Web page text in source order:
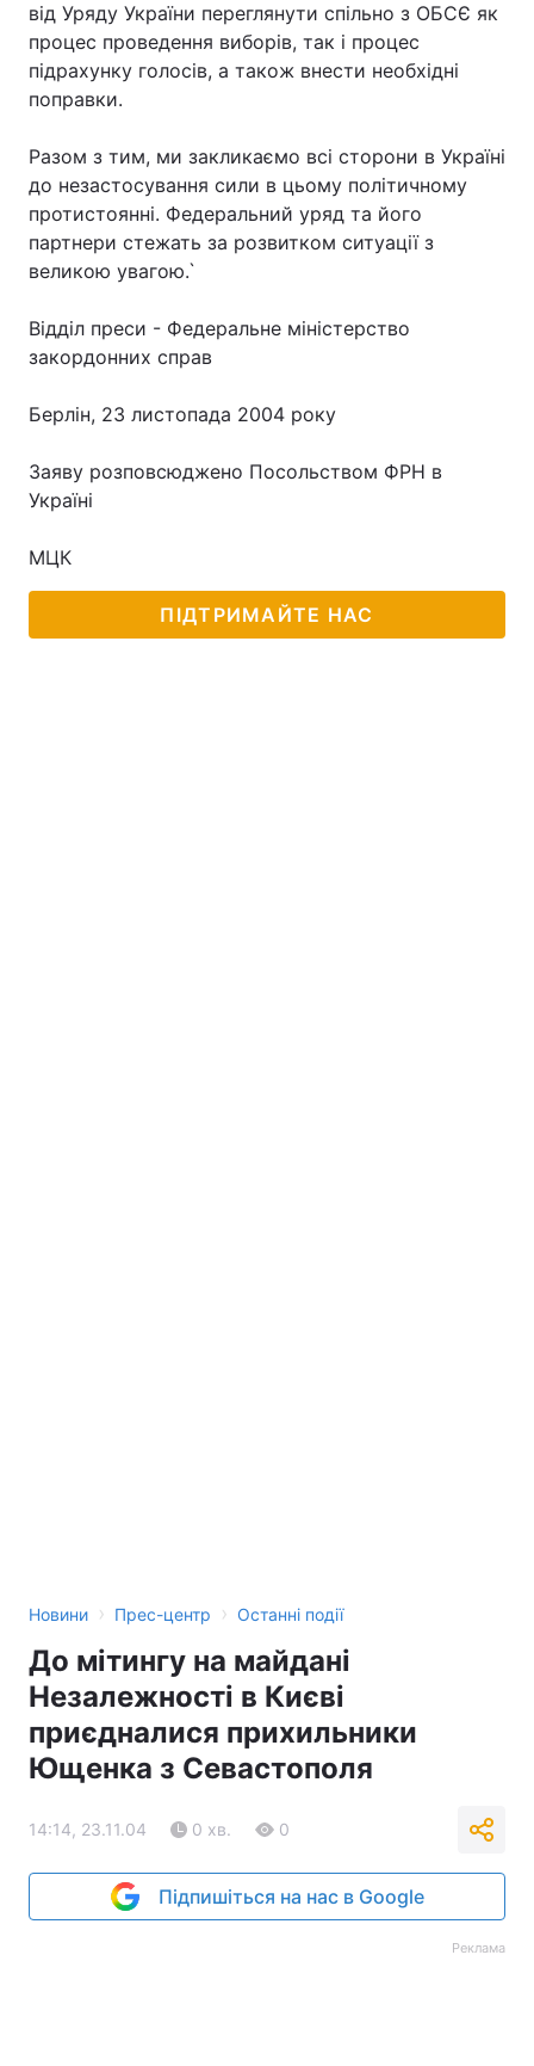
Головна Війна
Україна Політика
Спорт Наука
Техно і зв'язок Лайт
Здоров'я
Лонгріди
Відео з Youtube
Думки
від Уряду України переглянути спільно з ОБСЄ як
процес проведення виборів, так і процес
підрахунку голосів, а також внести необхідні
поправки.
Разом з тим, ми закликаємо всі сторони в Україні
до незастосування сили в цьому політичному
протистоянні. Федеральний уряд та його
партнери стежать за розвитком ситуації з
великою увагою.`
Відділ преси - Федеральне міністерство
закордонних справ
Берлін, 23 листопада 2004 року
Заяву розповсюджено Посольством ФРН в
Україні
МЦК
ПІДТРИМАЙТЕ НАС
Новини › Прес-центр › Останні події
До мітингу на майдані
Незалежності в Києві
приєдналися прихильники
Ющенка з Севастополя
14:14, 23.11.04 0 хв. 0
Підпишіться на нас в Google
Реклама